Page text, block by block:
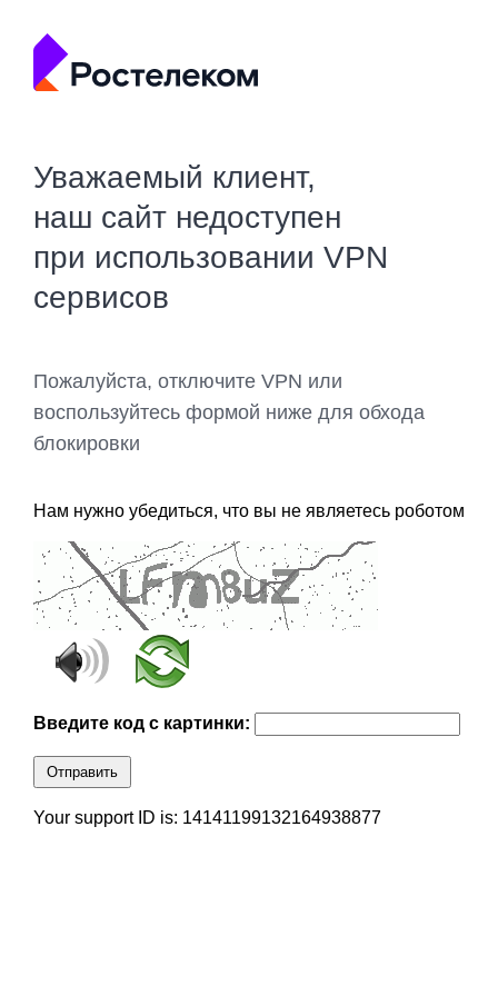
Уважаемый клиент,
наш сайт недоступен
при использовании VPN
сервисов
Пожалуйста, отключите VPN или
воспользуйтесь формой ниже для обхода
блокировки
Нам нужно убедиться, что вы не являетесь роботом
Введите код с картинки:
Отправить
Your support ID is: 14141199132164938877